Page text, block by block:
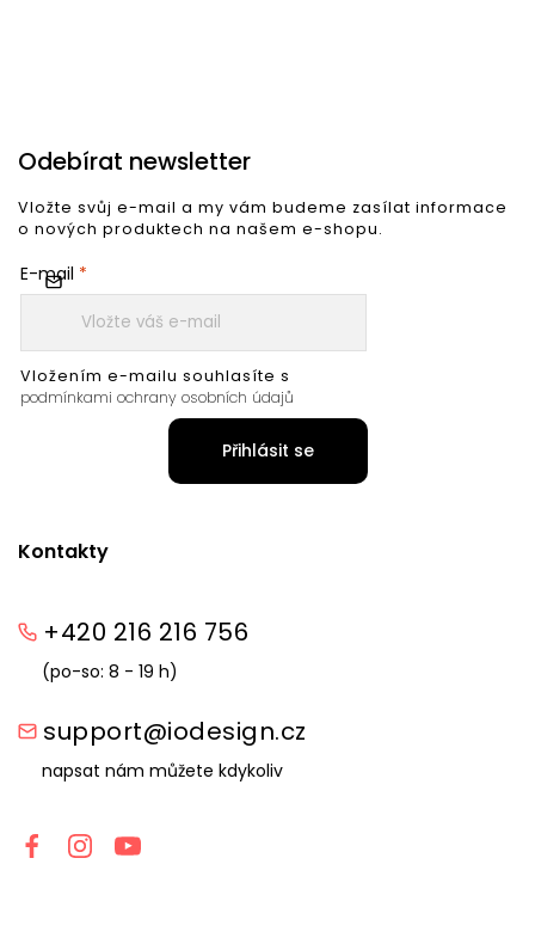
Kontakty
+420 216 216 756
(po-so: 8 - 19 h)
support@iodesign.cz
napsat nám můžete kdykoliv
Odebírat newsletter
Vložte svůj e-mail a my vám budeme zasílat informace
o nových produktech na našem e-shopu.
E-mail
Vložením e-mailu souhlasíte s
podmínkami ochrany osobních údajů
Přihlásit se